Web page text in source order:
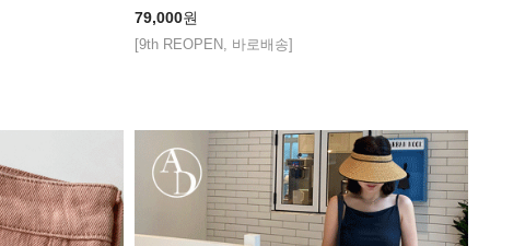
79,000원
[9th REOPEN, 바로배송]